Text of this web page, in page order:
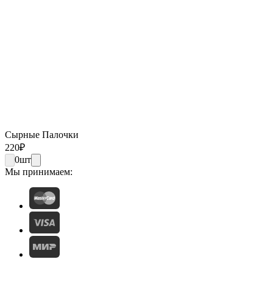
Сырные Палочки
220₽
0шт
Мы принимаем: